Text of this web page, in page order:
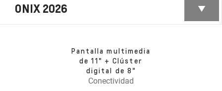
ONIX 2026
Pantalla multimedia
de 11" + Clúster
digital de 8"
Conectividad